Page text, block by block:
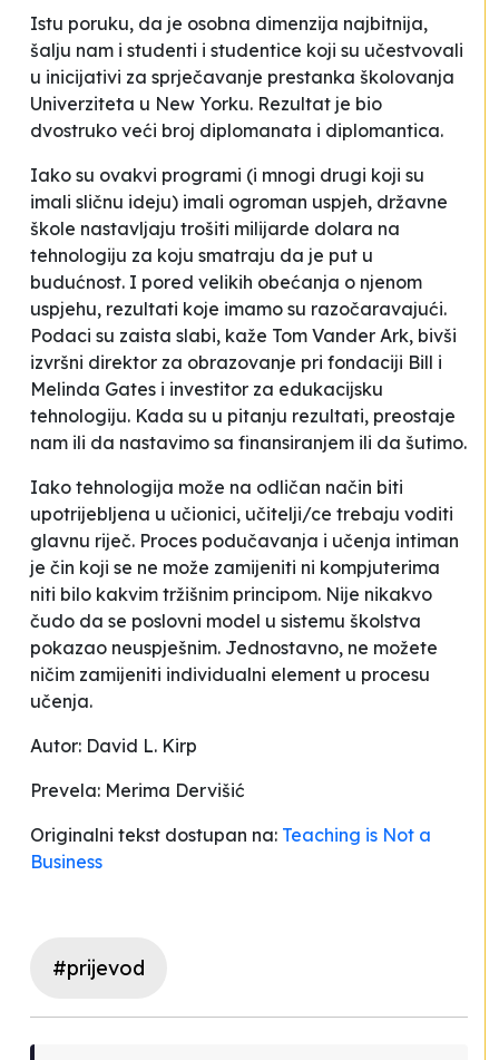
Istu poruku, da je osobna dimenzija najbitnija,
šalju nam i studenti i studentice koji su učestvovali
u inicijativi za sprječavanje prestanka školovanja
Univerziteta u New Yorku. Rezultat je bio
dvostruko veći broj diplomanata i diplomantica.
Iako su ovakvi programi (i mnogi drugi koji su
imali sličnu ideju) imali ogroman uspjeh, državne
škole nastavljaju trošiti milijarde dolara na
tehnologiju za koju smatraju da je put u
budućnost. I pored velikih obećanja o njenom
uspjehu, rezultati koje imamo su razočaravajući.
Podaci su zaista slabi, kaže Tom Vander Ark, bivši
izvršni direktor za obrazovanje pri fondaciji Bill i
Melinda Gates i investitor za edukacijsku
tehnologiju. Kada su u pitanju rezultati, preostaje
nam ili da nastavimo sa finansiranjem ili da šutimo.
Iako tehnologija može na odličan način biti
upotrijebljena u učionici, učitelji/ce trebaju voditi
glavnu riječ. Proces podučavanja i učenja intiman
je čin koji se ne može zamijeniti ni kompjuterima
niti bilo kakvim tržišnim principom. Nije nikakvo
čudo da se poslovni model u sistemu školstva
pokazao neuspješnim. Jednostavno, ne možete
ničim zamijeniti individualni element u procesu
učenja.
Autor: David L. Kirp
Prevela: Merima Dervišić
Originalni tekst dostupan na: Teaching is Not a
Business
#prijevod